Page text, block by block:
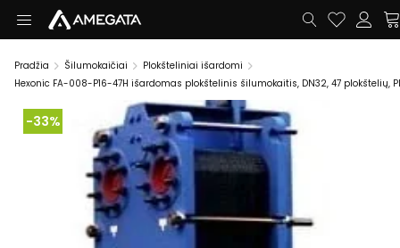
Pradžia Šilumokaičiai
Plokšteliniai išardomi
Hexonic FA-008-P16-47H išardomas plokštelinis šilumokaitis, DN32, 47 plokštelių,
-33%